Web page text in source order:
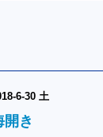
6-30 土
開き